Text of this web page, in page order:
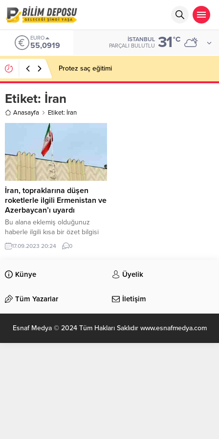
EURO
55,0919
İSTANBUL
PARÇALI BULUTLU 31°C
Protez saç eğitimi
Etiket: İran
Anasayfa Etiket: İran
İran, topraklarına düşen
roketlerle ilgili Ermenistan ve
Azerbaycan’ı uyardı
Bu alana eklemiş olduğunuz
haberle ilgili kısa bir özet bilgisi
ekleyebilirsiniz. Bu metin yazı
düzenleme sayfasında “Özet”
eklenmişse başlık altında kalın
olarak bu şekilde gösterilir,
17.09.2023 20:24 0
Künye Üyelik
Tüm Yazarlar İletişim
Esnaf Medya © 2024 Tüm Hakları Saklıdır www.esnafmedya.com